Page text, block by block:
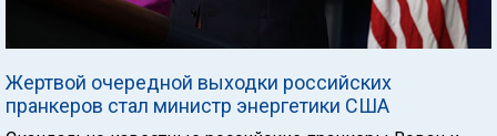
Жертвой очередной выходки российских
пранкеров стал министр энергетики США